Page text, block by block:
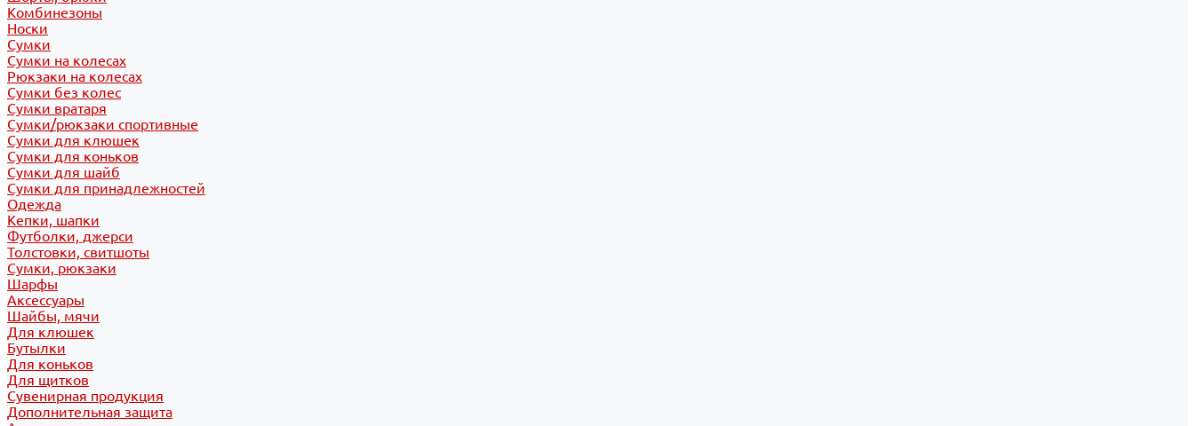
Комбинезоны
Носки
Сумки
Сумки на колесах
Рюкзаки на колесах
Сумки без колес
Сумки вратаря
Сумки/рюкзаки спортивные
Сумки для клюшек
Сумки для коньков
Сумки для шайб
Сумки для принадлежностей
Одежда
Кепки, шапки
Футболки, джерси
Толстовки, свитшоты
Сумки, рюкзаки
Шарфы
Аксессуары
Шайбы, мячи
Для клюшек
Бутылки
Для коньков
Для щитков
Сувенирная продукция
Дополнительная защита